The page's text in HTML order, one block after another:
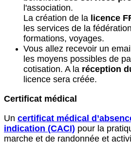
l'association.
La création de la licence
les services de la
formations, voyages.
Vous allez recevoir un
les moyens possibles de
cotisation. A la réception
licence sera créée.
Certificat médical
Un certificat médical
indication (CACI) pour la
marche et de randonnée et